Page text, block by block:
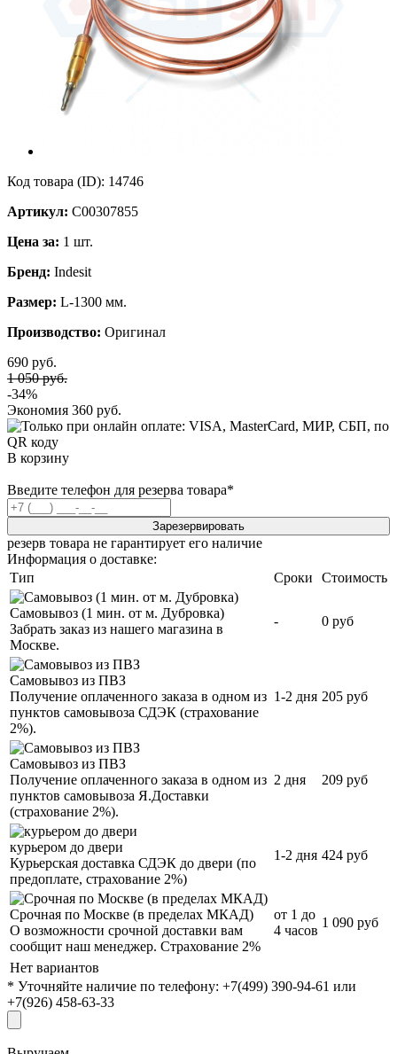
Код товара (ID): 14746
Артикул: C00307855
Цена за: 1 шт.
Бренд: Indesit
Размер: L-1300 мм.
Производство: Оригинал
690 руб.
1 050 руб.
-34%
Экономия 360 руб.
В корзину
Введите телефон для резерва товара*
Зарезервировать
резерв товара не гарантирует его наличие
Информация о доставке:
Тип
Сроки Стоимость
Самовывоз (1 мин. от м. Дубровка)
Забрать заказ из нашего магазина в
Москве.
- 0 руб
Самовывоз из ПВЗ
Получение оплаченного заказа в одном из
пунктов самовывоза СДЭК (страхование
2%).
1-2 дня 205 руб
Самовывоз из ПВЗ
Получение оплаченного заказа в одном из
пунктов самовывоза Я.Доставки
(страхование 2%).
2 дня 209 руб
курьером до двери
Курьерская доставка СДЭК до двери (по
предоплате, страхование 2%)
1-2 дня 424 руб
Срочная по Москве (в пределах МКАД)
О возможности срочной доставки вам
сообщит наш менеджер. Страхование 2%
от 1 до
4 часов
1 090 руб
Нет вариантов
* Уточняйте наличие по телефону: +7(499) 390-94-61 или
+7(926) 458-63-33